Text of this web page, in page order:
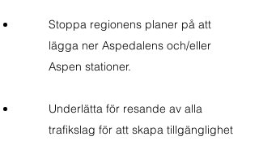
Stoppa regionens planer på att
lägga ner Aspedalens och/eller
Aspen stationer.
Underlätta för resande av alla
trafikslag för att skapa tillgänglighet